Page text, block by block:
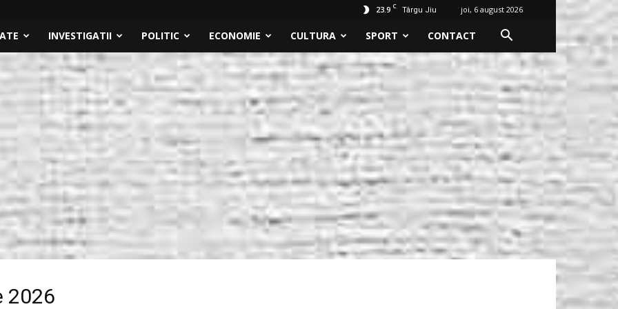
23.9 C Târgu Jiu joi, 6 august 2026
INVESTIGATII POLITIC ECONOMIE CULTURA SPORT CONTACT
2026